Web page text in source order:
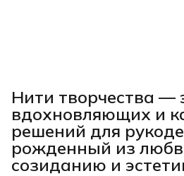
Нити творчества —
вдохновляющих и
решений для
рожденный из
созиданию и